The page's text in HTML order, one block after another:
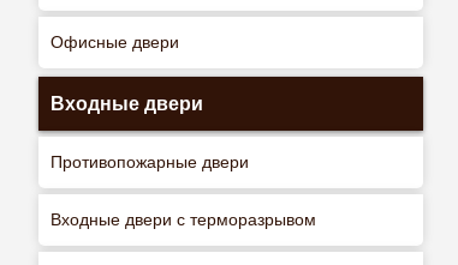
Офисные двери
Входные двери
Противопожарные двери
Входные двери с терморазрывом